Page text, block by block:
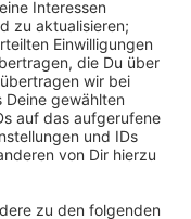
YouTube
eines